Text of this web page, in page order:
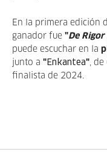
En la primera edición
ganador fue "De
puede escuchar en la
junto a " Enkantea", de
finalista de 2024.